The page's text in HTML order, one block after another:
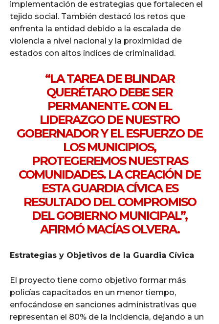
implementación de estrategias que fortalecen el
tejido social. También destacó los retos que
enfrenta la entidad debido a la escalada de
violencia a nivel nacional y la proximidad de
estados con altos índices de criminalidad.
“LA TAREA DE BLINDAR
QUERÉTARO DEBE SER
PERMANENTE. CON EL
LIDERAZGO DE NUESTRO
GOBERNADOR Y EL ESFUERZO DE
LOS MUNICIPIOS,
PROTEGEREMOS NUESTRAS
COMUNIDADES. LA CREACIÓN DE
ESTA GUARDIA CÍVICA ES
RESULTADO DEL COMPROMISO
DEL GOBIERNO MUNICIPAL”,
AFIRMÓ MACÍAS OLVERA.
Estrategias y Objetivos de la Guardia Cívica
El proyecto tiene como objetivo formar más
policías capacitados en un menor tiempo,
enfocándose en sanciones administrativas que
representan el 80% de la incidencia, dejando a un